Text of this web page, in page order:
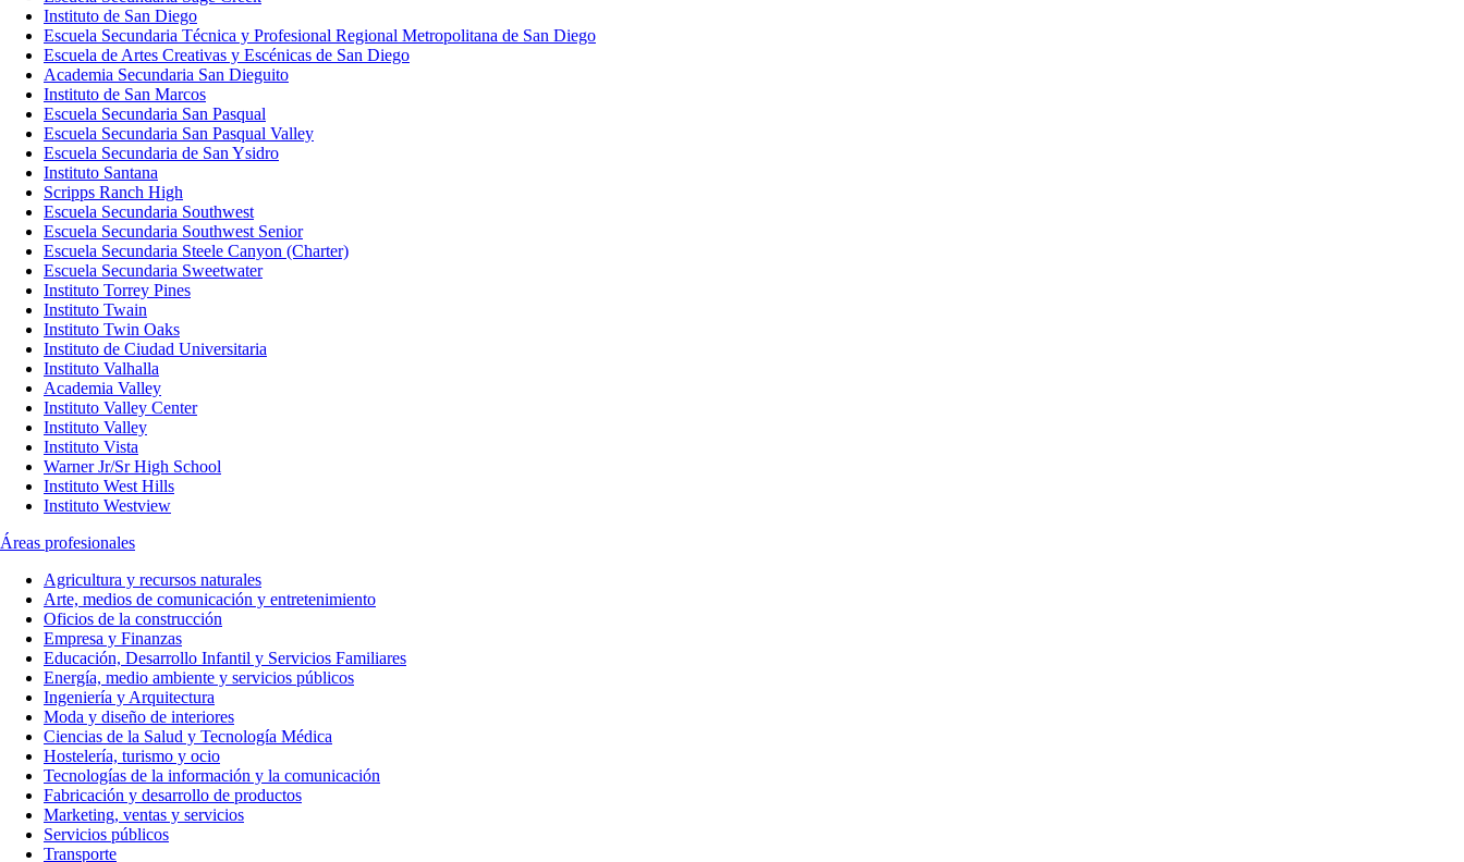
Instituto de San Diego
Escuela Secundaria Técnica y Profesional Regional Metropolitana de San Diego
Escuela de Artes Creativas y Escénicas de San Diego
Academia Secundaria San Dieguito
Instituto de San Marcos
Escuela Secundaria San Pasqual
Escuela Secundaria San Pasqual Valley
Escuela Secundaria de San Ysidro
Instituto Santana
Scripps Ranch High
Escuela Secundaria Southwest
Escuela Secundaria Southwest Senior
Escuela Secundaria Steele Canyon (Charter)
Escuela Secundaria Sweetwater
Instituto Torrey Pines
Instituto Twain
Instituto Twin Oaks
Instituto de Ciudad Universitaria
Instituto Valhalla
Academia Valley
Instituto Valley Center
Instituto Valley
Instituto Vista
Warner Jr/Sr High School
Instituto West Hills
Instituto Westview
Áreas profesionales
Agricultura y recursos naturales
Arte, medios de comunicación y entretenimiento
Oficios de la construcción
Empresa y Finanzas
Educación, Desarrollo Infantil y Servicios Familiares
Energía, medio ambiente y servicios públicos
Ingeniería y Arquitectura
Moda y diseño de interiores
Ciencias de la Salud y Tecnología Médica
Hostelería, turismo y ocio
Tecnologías de la información y la comunicación
Fabricación y desarrollo de productos
Marketing, ventas y servicios
Servicios públicos
Transporte